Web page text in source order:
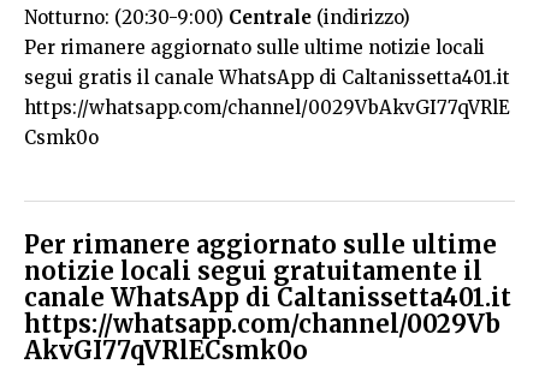
Notturno: (20:30-9:00) Centrale (indirizzo)
Per rimanere aggiornato sulle ultime notizie locali
segui gratis il canale WhatsApp di Caltanissetta401.it
https://whatsapp.com/channel/0029VbAkvGI77qVRlE
Csmk0o
Per rimanere aggiornato sulle ultime
notizie locali segui gratuitamente il
canale WhatsApp di Caltanissetta401.it
https://whatsapp.com/channel/0029Vb
AkvGI77qVRlECsmk0o